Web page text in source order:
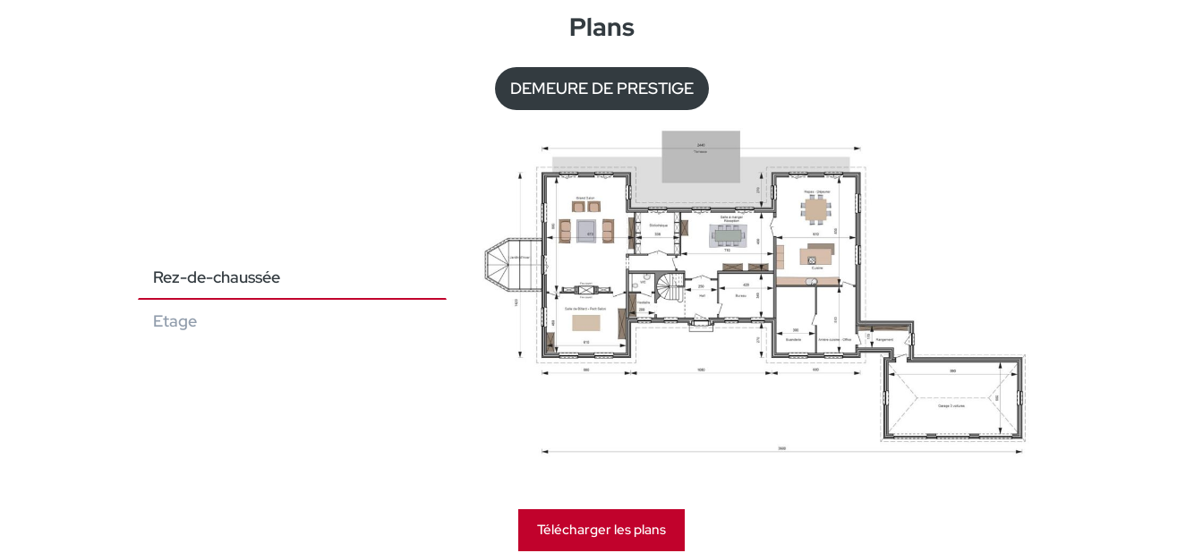
Plans
DEMEURE DE PRESTIGE
Rez-de-chaussée
Etage
Télécharger les plans